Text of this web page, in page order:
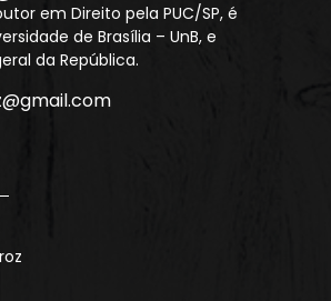
em Direito pela PUC/SP, é
de Brasília – UnB, e
da República.